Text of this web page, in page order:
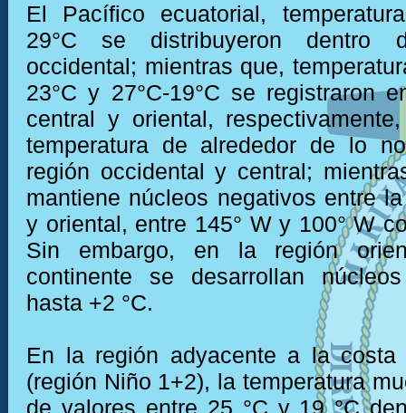
El Pacífico ecuatorial,
29°C se distribuyeron dentro
occidental; mientras que,
23°C y 27°C-19°C se registraron
central y oriental,
temperatura de alrededor de lo
región occidental y central;
mantiene núcleos negativos entre
y oriental, entre 145° W y 100° W
Sin embargo, en la región
continente se desarrollan
hasta +2 °C.
En la región adyacente a la costa
(región Niño 1+2), la temperatura
de valores entre 25 °C y 19 °C